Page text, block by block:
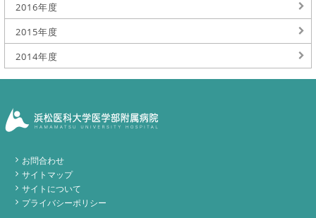
2016年度
2015年度
2014年度
お問合わせ
サイトマップ
サイトについて
プライバシーポリシー